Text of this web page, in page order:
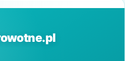
SAMOPOCZUCIA